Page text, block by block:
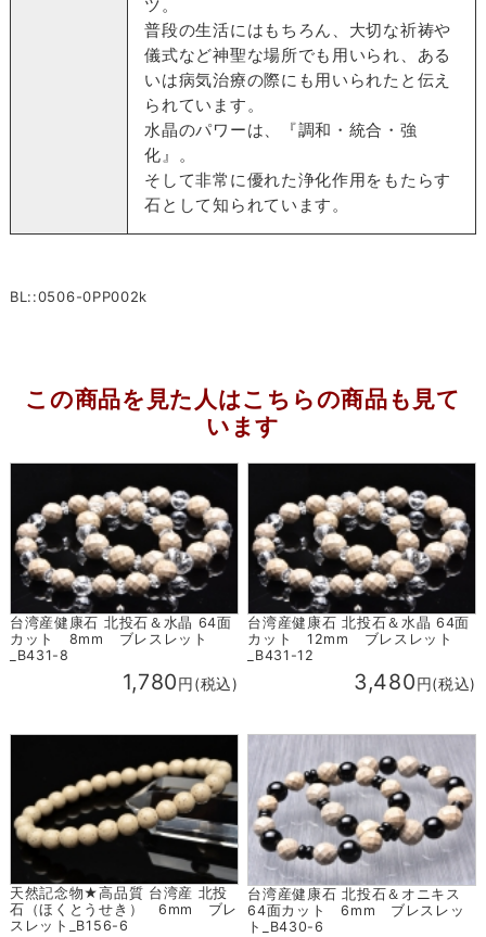
ツ。
普段の生活にはもちろん、大切な祈祷や
儀式など神聖な場所でも用いられ、ある
いは病気治療の際にも用いられたと伝え
られています。
水晶のパワーは、『調和・統合・強
化』。
そして非常に優れた浄化作用をもたらす
石として知られています。
BL::0506-0PP002k
この商品を見た人はこちらの商品も見て
います
台湾産健康石 北投石＆水晶 64面
カット 8mm ブレスレット
_B431-8
1,780円(税込)
台湾産健康石 北投石＆水晶 64面
カット 12mm ブレスレット
_B431-12
3,480円(税込)
天然記念物★高品質 台湾産 北投
石（ほくとうせき） 6mm ブレ
スレット_B156-6
台湾産健康石 北投石＆オニキス
64面カット 6mm ブレスレッ
ト_B430-6